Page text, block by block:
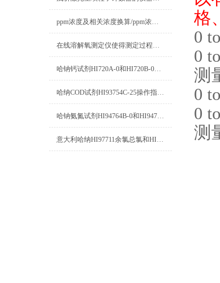
ppm浓度及相关浓度换算/ppm浓度换算
在线溶解氧测定仪使得测定过程变得更加简单
哈钠钙试剂HI720A-0和HI720B-0使用方法
哈纳COD试剂HI93754C-25操作指南及测量标准
哈钠氨氮试剂HI94764B-0和HI94764-0测量原理
意大利哈纳HI97711余氯总氯和HI96711余氯总氯的区别
格
0
0
测
0
0
测